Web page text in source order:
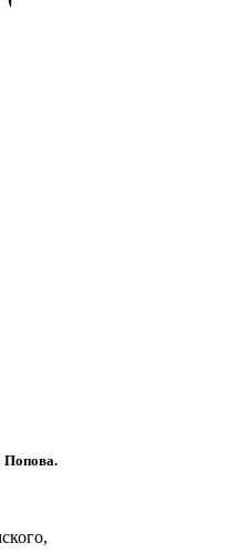
Попова.